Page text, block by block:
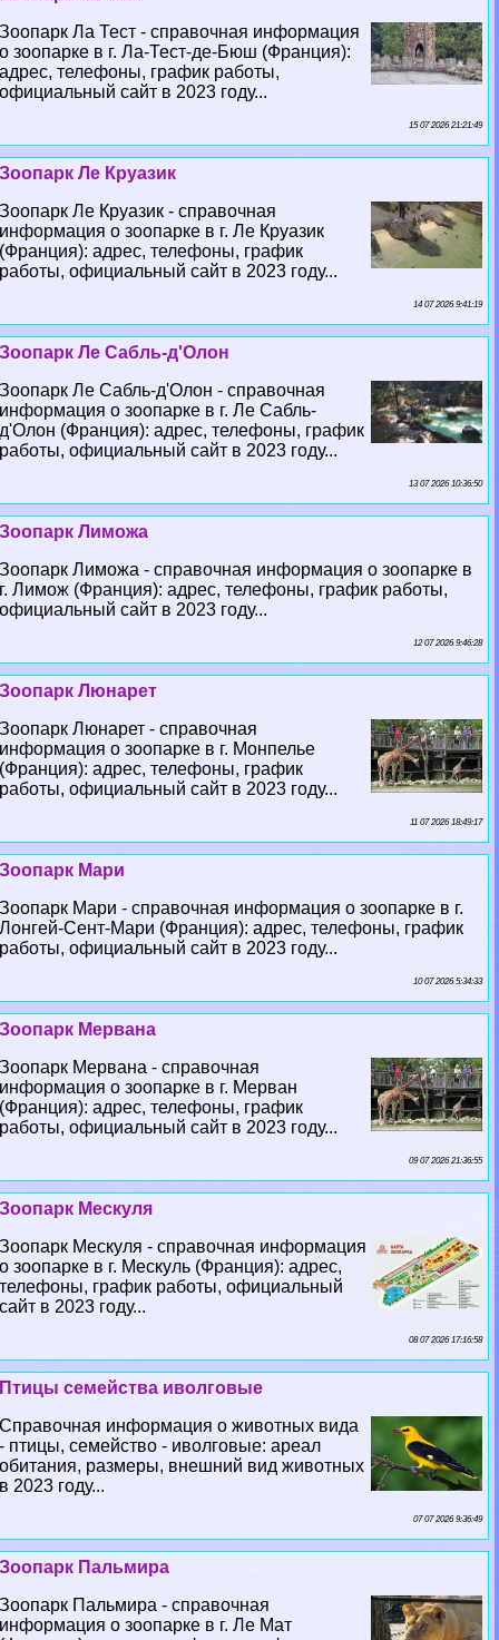
Зоопарк Ла Тест - справочная информация
о зоопарке в г. Ла-Тест-де-Бюш (Франция):
адрес, телефоны, график работы,
официальный сайт в 2023 году...
15 07 2026 21:21:49
Зоопарк Ле Круазик
Зоопарк Ле Круазик - справочная
информация о зоопарке в г. Ле Круазик
(Франция): адрес, телефоны, график
работы, официальный сайт в 2023 году...
14 07 2026 9:41:19
Зоопарк Ле Сабль-д'Олон
Зоопарк Ле Сабль-д'Олон - справочная
информация о зоопарке в г. Ле Сабль-
д'Олон (Франция): адрес, телефоны, график
работы, официальный сайт в 2023 году...
13 07 2026 10:36:50
Зоопарк Лиможа
Зоопарк Лиможа - справочная информация о зоопарке в
г. Лимож (Франция): адрес, телефоны, график работы,
официальный сайт в 2023 году...
12 07 2026 9:46:28
Зоопарк Люнарет
Зоопарк Люнарет - справочная
информация о зоопарке в г. Монпелье
(Франция): адрес, телефоны, график
работы, официальный сайт в 2023 году...
11 07 2026 18:49:17
Зоопарк Мари
Зоопарк Мари - справочная информация о зоопарке в г.
Лонгeй-Сент-Мари (Франция): адрес, телефоны, график
работы, официальный сайт в 2023 году...
10 07 2026 5:34:33
Зоопарк Мервана
Зоопарк Мервана - справочная
информация о зоопарке в г. Мерван
(Франция): адрес, телефоны, график
работы, официальный сайт в 2023 году...
09 07 2026 21:36:55
Зоопарк Мескуля
Зоопарк Мескуля - справочная информация
о зоопарке в г. Мескуль (Франция): адрес,
телефоны, график работы, официальный
сайт в 2023 году...
08 07 2026 17:16:58
Птицы семейства иволговые
Справочная информация о животных вида
- птицы, семейство - иволговые: ареал
обитания, размеры, внешний вид животных
в 2023 году...
07 07 2026 9:36:49
Зоопарк Пальмира
Зоопарк Пальмира - справочная
информация о зоопарке в г. Ле Мат